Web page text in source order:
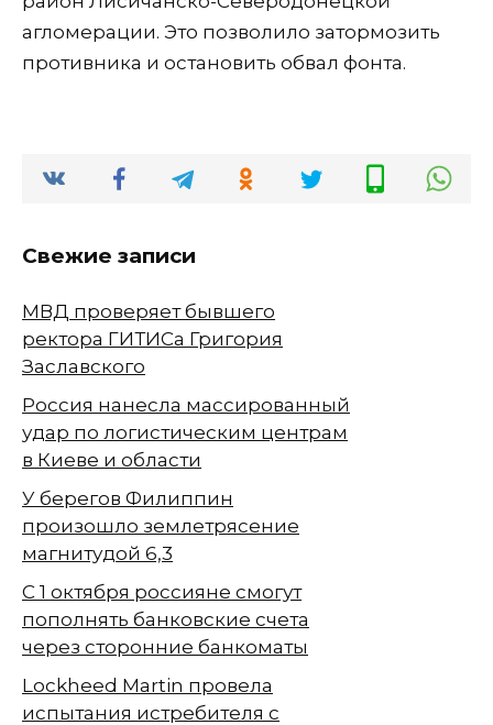
агломерации. Это позволило затормозить
противника и остановить обвал фонта.
Свежие записи
МВД проверяет бывшего
ректора ГИТИСа Григория
Заславского
Россия нанесла массированный
удар по логистическим центрам
в Киеве и области
У берегов Филиппин
произошло землетрясение
магнитудой 6,3
С 1 октября россияне смогут
пополнять банковские счета
через сторонние банкоматы
Lockheed Martin провела
испытания истребителя с